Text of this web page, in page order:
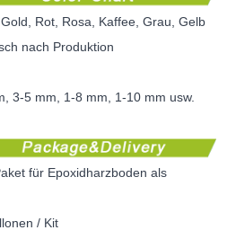
Rot, Rosa, Kaffee, Grau, Gelb
nach Produktion
3-5 mm, 1-8 mm, 1-10 mm usw.
für Epoxidharzboden als
/ Kit